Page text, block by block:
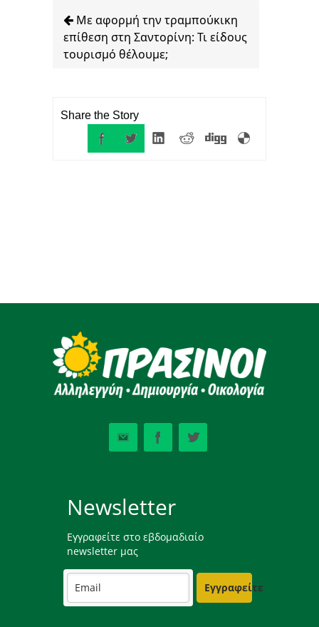
Με αφορμή την τραμπούκικη
επίθεση στη Σαντορίνη: Τι είδους
τουρισμό θέλουμε;
Share the Story
Newsletter
Εγγραφείτε στο εβδομαδιαίο
newsletter μας
Εγγραφείτε